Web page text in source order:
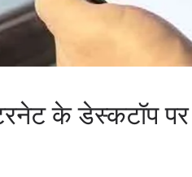
के डेस्कटॉप पर